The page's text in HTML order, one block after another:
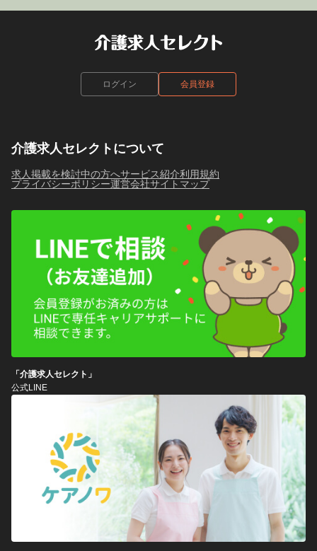
ログイン 会員登録
介護求人セレクトについて
求人掲載を検討中の方へサービス紹介利用規約
プライバシーポリシー運営会社サイトマップ
「介護求人セレクト」
公式LINE